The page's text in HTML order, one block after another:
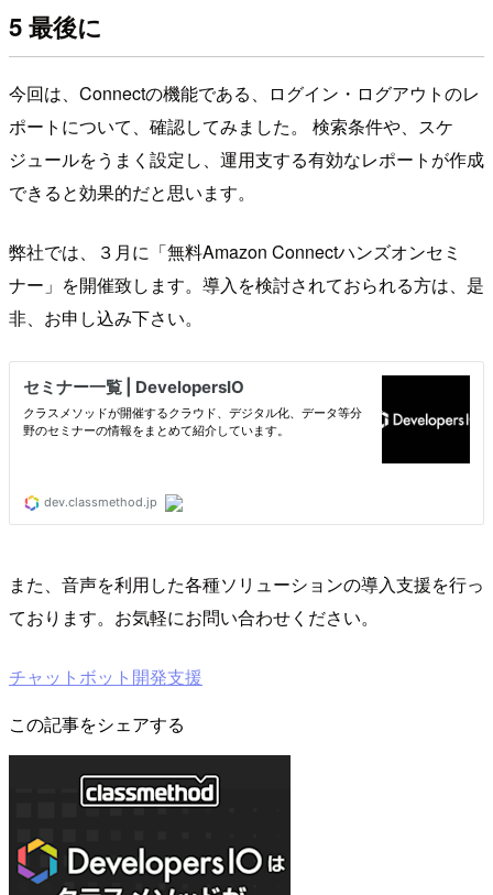
5 最後に
今回は、Connectの機能である、ログイン・ログアウトのレ
ポートについて、確認してみました。 検索条件や、スケ
ジュールをうまく設定し、運用支する有効なレポートが作成
できると効果的だと思います。
弊社では、３月に「無料Amazon Connectハンズオンセミ
ナー」を開催致します。導入を検討されておられる方は、是
非、お申し込み下さい。
また、音声を利用した各種ソリューションの導入支援を行っ
ております。お気軽にお問い合わせください。
チャットボット開発支援
この記事をシェアする